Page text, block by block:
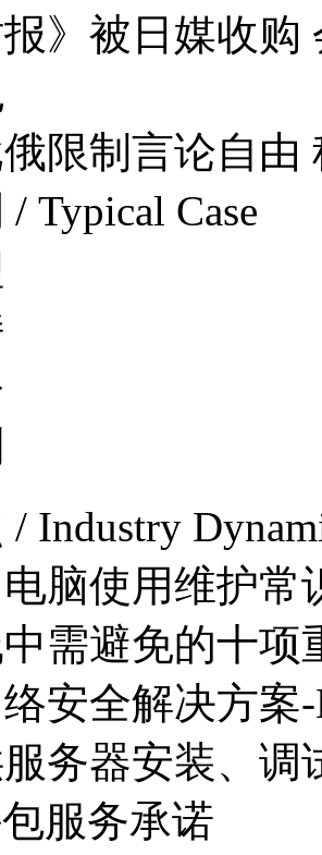
报》被日媒收购
限制言论自由
Typical Case
Industry
脑使用维护常
需避免的十项
安全解决方案
务器安装、调
服务承诺